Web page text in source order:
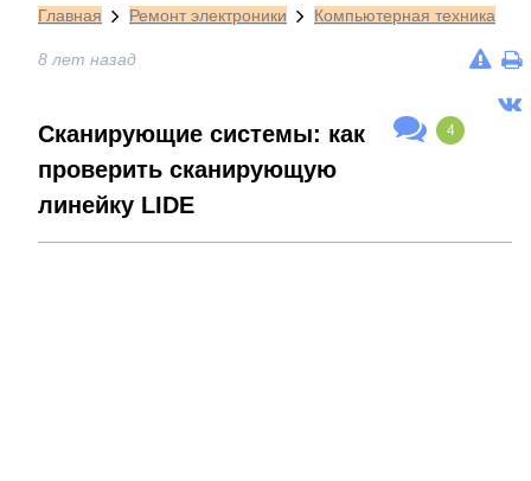
Главная Ремонт электроники Компьютерная техника
8 лет назад
Сканирующие системы: как
проверить сканирующую
линейку LIDE
4